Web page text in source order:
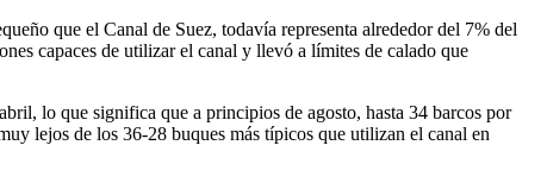
que el Canal de Suez, todavía representa alrededor del 7% del
capaces de utilizar el canal y llevó a límites de calado que
lo que significa que a principios de agosto, hasta 34 barcos por
lejos de los 36-28 buques más típicos que utilizan el canal en